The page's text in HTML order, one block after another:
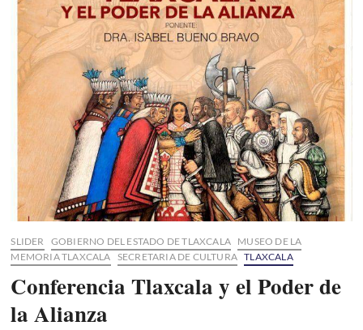
2025
SLIDER GOBIERNO DEL ESTADO DE TLAXCALA MUSEO DE LA
MEMORIA TLAXCALA SECRETARIA DE CULTURA TLAXCALA
Conferencia Tlaxcala y el Poder de
la Alianza